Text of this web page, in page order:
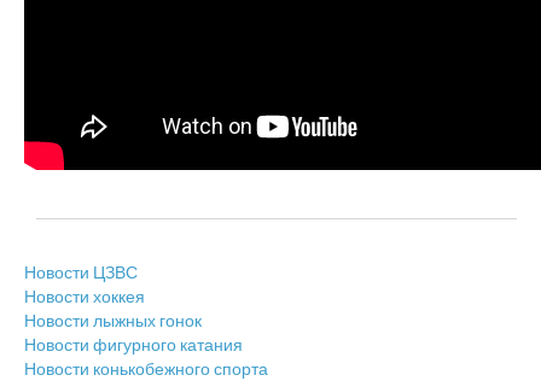
Новости ЦЗВС
Новости хоккея
Новости лыжных гонок
Новости фигурного катания
Новости конькобежного спорта